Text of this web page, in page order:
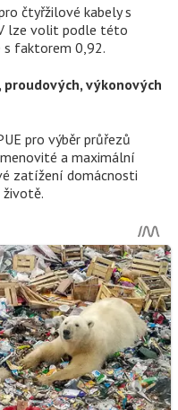
čtyřžilové kabely s
lze volit podle této
s faktorem 0,92.
výkonových
pro výběr průřezů
a maximální
zatížení domácnosti
životě.